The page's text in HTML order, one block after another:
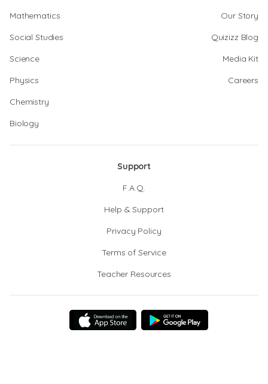
Mathematics
Social Studies
Science
Physics
Chemistry
Biology
Our Story
Quizizz Blog
Media Kit
Careers
Support
F.A.Q.
Help & Support
Privacy Policy
Terms of Service
Teacher Resources